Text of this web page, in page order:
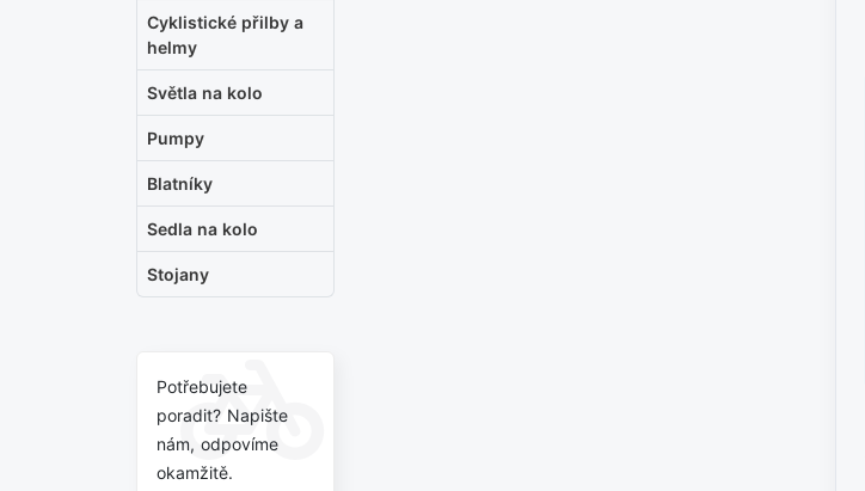
Cyklistické přilby a
helmy
Světla na kolo
Pumpy
Blatníky
Sedla na kolo
Stojany
Potřebujete
poradit? Napište
nám, odpovíme
okamžitě.